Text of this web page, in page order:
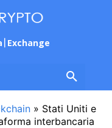
Exchange
» Stati Uniti e
interbancaria